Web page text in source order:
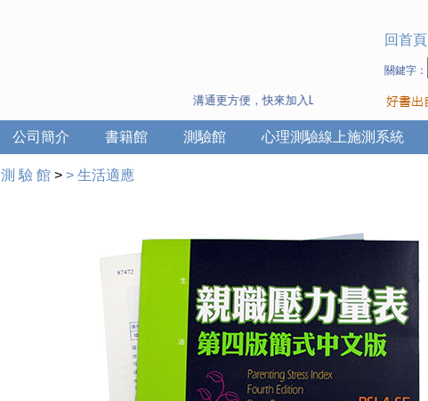
溝通更方便，快來加入Line 與 Wechat ~
回首頁
關鍵字：
心理測驗線上施測系統
測驗館
書籍館
公司簡介
測 驗 館 > > 生活適應